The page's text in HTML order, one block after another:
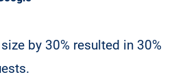
by 30% resulted in 30%